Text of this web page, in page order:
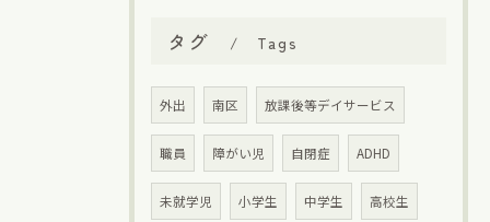
タグ Tags
外出 南区 放課後等デイサービス
職員 障がい児 自閉症 ADHD
未就学児 小学生 中学生 高校生